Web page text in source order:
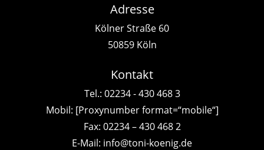
Adresse
Kölner Straße 60
50859 Köln
Kontakt
Tel.: 02234 - 430 468 3
Mobil: [Proxynumber format=“mobile“]
Fax: 02234 – 430 468 2
E-Mail: info@toni-koenig.de